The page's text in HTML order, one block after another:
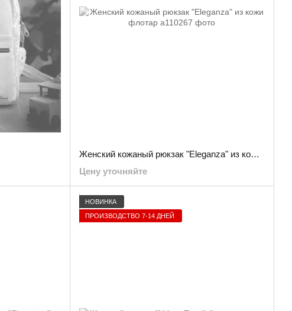
Женский кожаный рюкзак "Eleganza" из кожи флотар
Цену уточняйте
НОВИНКА
ПРОИЗВОДСТВО 7-14 ДНЕЙ